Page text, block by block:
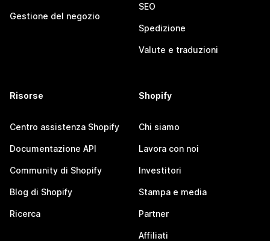
Gestione del negozio
SEO
Spedizione
Valute e traduzioni
Risorse
Centro assistenza Shopify
Documentazione API
Community di Shopify
Blog di Shopify
Ricerca
Shopify
Chi siamo
Lavora con noi
Investitori
Stampa e media
Partner
Affiliati